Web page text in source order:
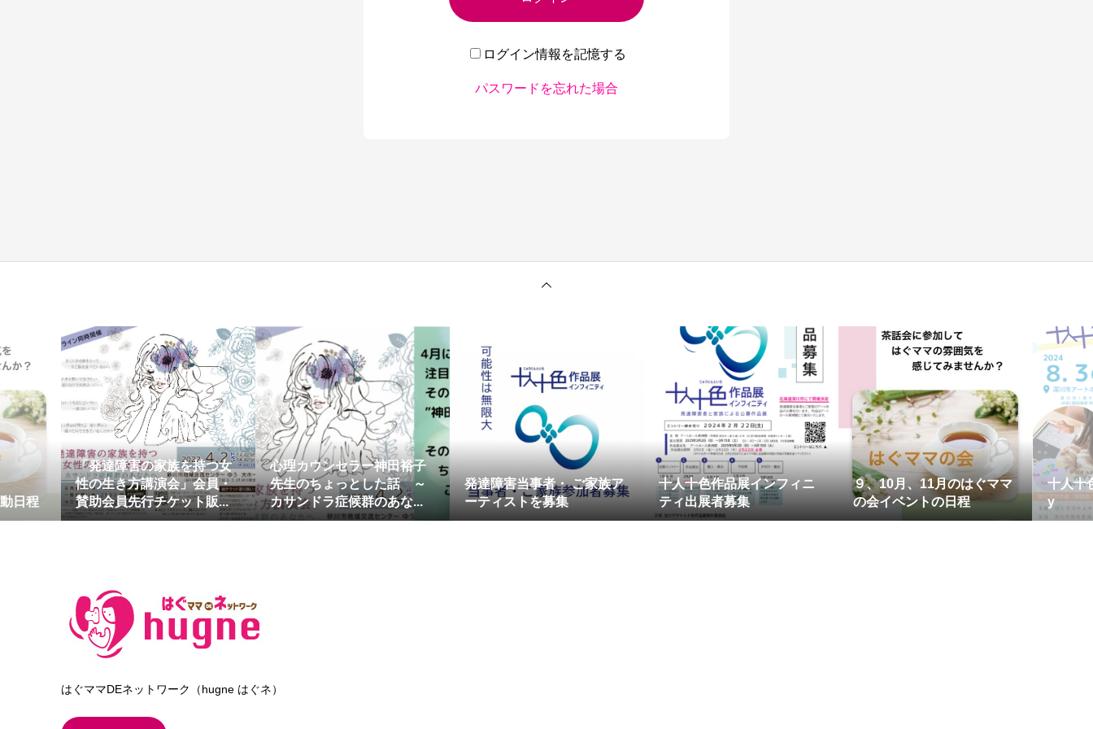
ログイン情報を記憶する
パスワードを忘れた場合
日程
「発達障害の家族を持つ女
性の生き方講演会」会員・
賛助会員先行チケット販...
心理カウンセラー神田裕子
先生のちょっとした話 ～
カサンドラ症候群のあな...
発達障害当事者・ ご家族ア
ーティストを募集
十人十色作品展インフィニ
ティ出展者募集
９、10月、11月のはぐママ
の会イベントの日程
十人十
y
はぐママDEネットワーク（hugne はぐネ）